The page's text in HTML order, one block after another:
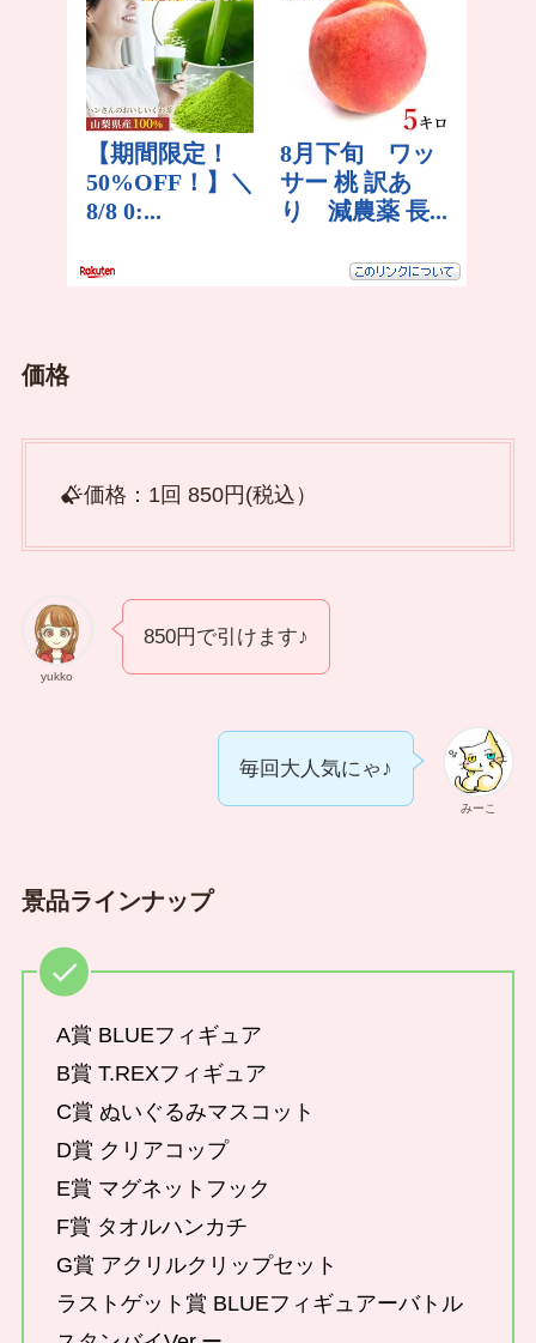
価格
価格：1回 850円(税込）
yukko
850円で引けます♪
みーこ
毎回大人気にゃ♪
景品ラインナップ
A賞 BLUEフィギュア
B賞 T.REXフィギュア
C賞 ぬいぐるみマスコット
D賞 クリアコップ
E賞 マグネットフック
F賞 タオルハンカチ
G賞 アクリルクリップセット
ラストゲット賞 BLUEフィギュアーバトル